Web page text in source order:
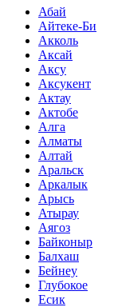
Абай
Айтеке-Би
Акколь
Аксай
Аксу
Аксукент
Актау
Актобе
Алга
Алматы
Алтай
Аральск
Аркалык
Арысь
Атырау
Аягоз
Байконыр
Балхаш
Бейнеу
Глубокое
Есик